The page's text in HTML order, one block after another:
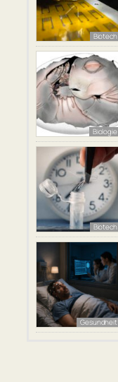
Biotech
Biologie
Biotech
Gesundheit